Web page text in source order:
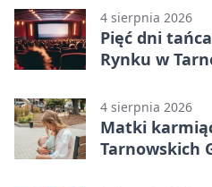
4 sierpnia 2026
Pięć dni
Rynku w
4 sierpnia 2026
Matki
Tarnowskich